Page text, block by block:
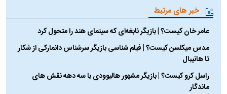
خبر های مرتبط
عامر خان کیست؟ | بازیگر نابغه‌ای که سینمای هند را متحول کرد
مدس میکلسن کیست؟ | فیلم شناسی بازیگر سرشناس دانمارکی از شکار
تا هانیبال
راسل کرو کیست؟ | بازیگر مشهور هالیوودی با سه دهه نقش های
ماندگار